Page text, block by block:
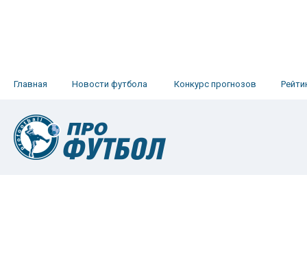
Главная Новости футбола Конкурс прогнозов